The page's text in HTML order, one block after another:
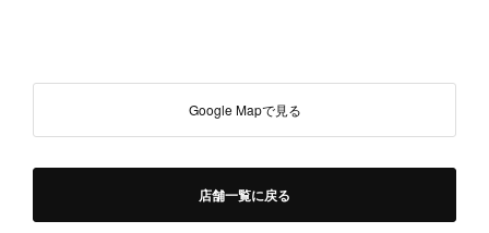
Google Mapで見る
店舗一覧に戻る